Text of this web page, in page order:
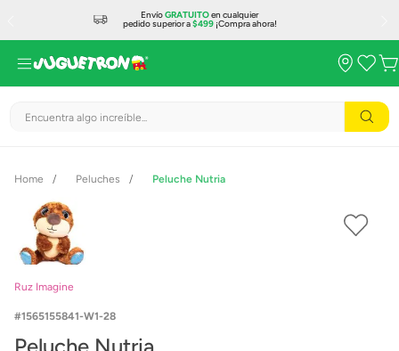
EnvíoGRATUITOen cualquier
pedido superior a$499¡Compra ahora!
Encuentra algo increíble...
Peluches Peluche Nutria
Ruz Imagine
1565155841-W1-28